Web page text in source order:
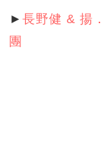
►長野健 & 揚
團